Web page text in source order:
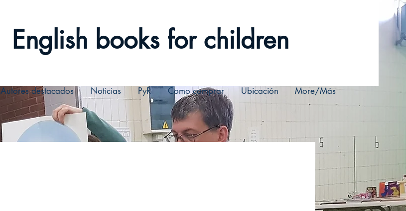
English books for children
Autores destacados Noticias PyR Como comprar Ubicación More/Más